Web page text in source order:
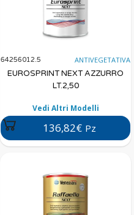
64256012.5 ANTIVEGETATIVA
EUROSPRINT NEXT AZZURRO
LT.2,50
Vedi Altri Modelli
136,82€ Pz